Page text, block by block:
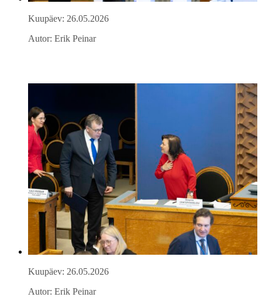
Kuupäev: 26.05.2026
Autor: Erik Peinar
Kuupäev: 26.05.2026
Autor: Erik Peinar